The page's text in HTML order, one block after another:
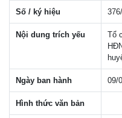
Số / ký hiệu
Nội dung trích yếu
Tổ
Ngày ban hành 09/
Hình thức văn bản